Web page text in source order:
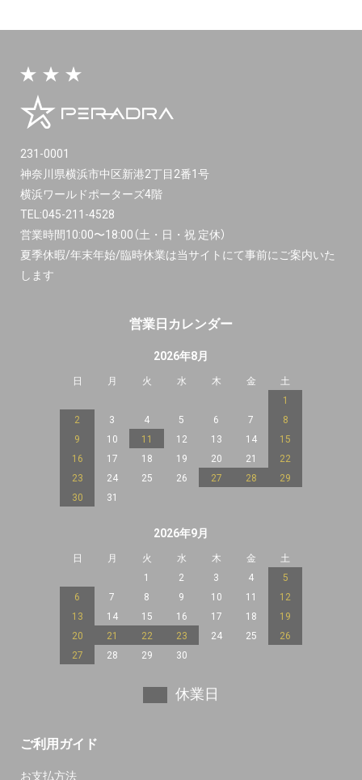
231-0001
神奈川県横浜市中区新港2丁目2番1号
横浜ワールドポーターズ4階
TEL:045-211-4528
営業時間10:00〜18:00（土・日・祝 定休）
夏季休暇/年末年始/臨時休業は当サイトにて事前にご案内いた
します
営業日カレンダー
2026年8月
日 月 火 水 木 金
土
1
2
3 4 5 6 7
8
9
10 11 12 13 14
15
16
17 18 19 20 21
22
23
24 25 26 27 28
29
30
31
2026年9月
日 月 火 水 木 金
土
1
2 3 4
5
6
7 8 9 10 11
12
13
14 15 16 17 18
19
20
21 22 23 24 25
26
27
28 29 30
休業日
ご利用ガイド
お支払方法